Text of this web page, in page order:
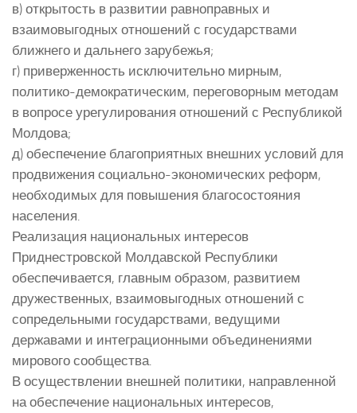
в) открытость в развитии равноправных и
взаимовыгодных отношений с государствами
ближнего и дальнего зарубежья;
г) приверженность исключительно мирным,
политико-демократическим, переговорным методам
в вопросе урегулирования отношений с Республикой
Молдова;
д) обеспечение благоприятных внешних условий для
продвижения социально-экономических реформ,
необходимых для повышения благосостояния
населения.
Реализация национальных интересов
Приднестровской Молдавской Республики
обеспечивается, главным образом, развитием
дружественных, взаимовыгодных отношений с
сопредельными государствами, ведущими
державами и интеграционными объединениями
мирового сообщества.
В осуществлении внешней политики, направленной
на обеспечение национальных интересов,